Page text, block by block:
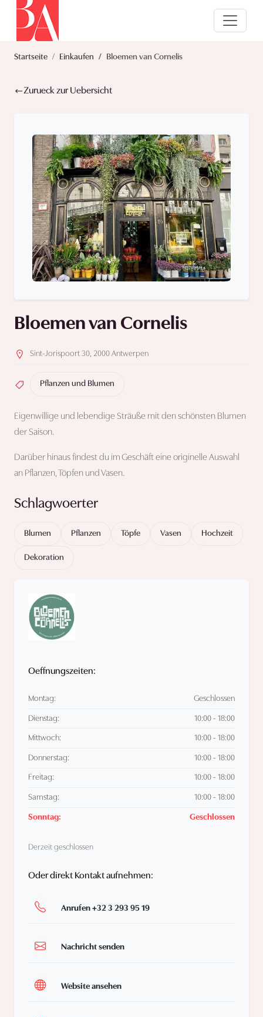
Startseite Einkaufen Bloemen van Cornelis
Zurueck zur Uebersicht
Bloemen van Cornelis
Sint-Jorispoort 30, 2000 Antwerpen
Pflanzen und Blumen
Eigenwillige und lebendige Sträuße mit den schönsten Blumen
der Saison.
Darüber hinaus findest du im Geschäft eine originelle Auswahl
an Pflanzen, Töpfen und Vasen.
Schlagwoerter
Blumen Pflanzen Töpfe Vasen Hochzeit
Dekoration
Oeffnungszeiten:
Montag: Geschlossen
Dienstag: 10:00 - 18:00
Mittwoch: 10:00 - 18:00
Donnerstag: 10:00 - 18:00
Freitag: 10:00 - 18:00
Samstag: 10:00 - 18:00
Sonntag: Geschlossen
Derzeit geschlossen
Oder direkt Kontakt aufnehmen:
Anrufen +32 3 293 95 19
Nachricht senden
Website ansehen